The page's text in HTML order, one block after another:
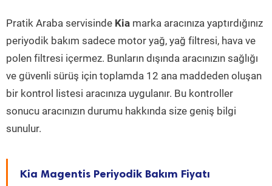
Pratik Araba servisinde Kia marka aracınıza yaptırdığınız
periyodik bakım sadece motor yağ, yağ filtresi, hava ve
polen filtresi içermez. Bunların dışında aracınızın sağlığı
ve güvenli sürüş için toplamda 12 ana maddeden oluşan
bir kontrol listesi aracınıza uygulanır. Bu kontroller
sonucu aracınızın durumu hakkında size geniş bilgi
sunulur.
Kia Magentis Periyodik Bakım Fiyatı